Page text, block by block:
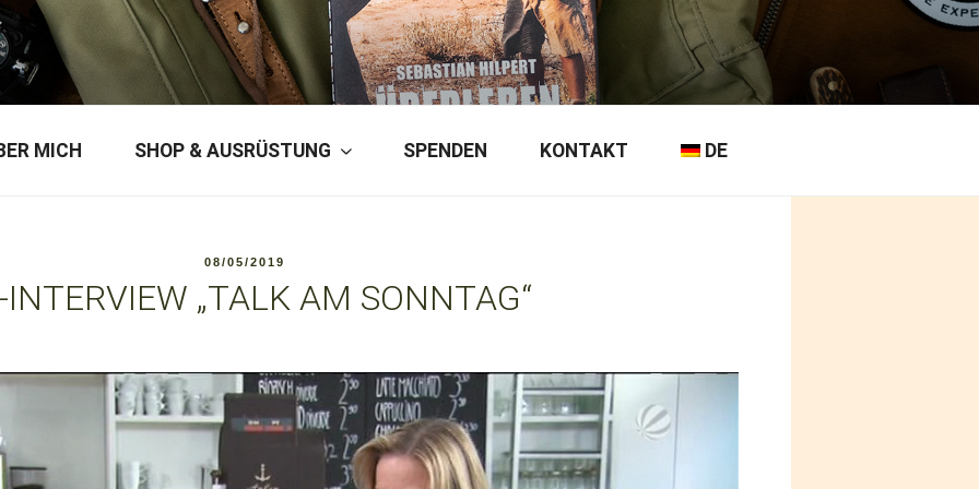
MICH SHOP & AUSRÜSTUNG SPENDEN KONTAKT DE
VERÖFFENTLICHT
08/05/2019
INTERVIEW „TALK AM SONNTAG“